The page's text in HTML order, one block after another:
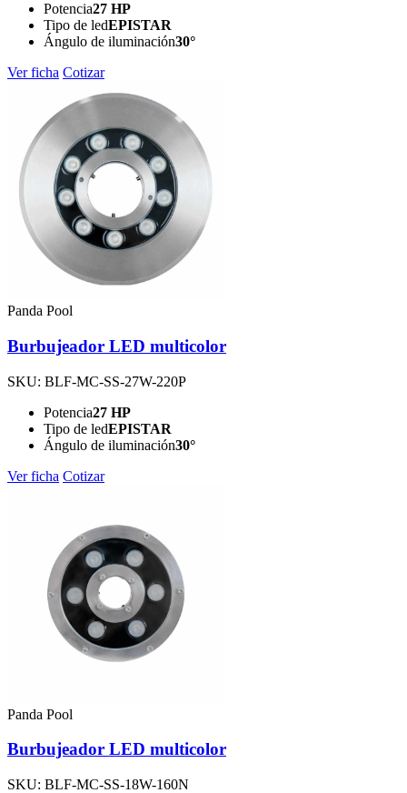
Potencia27 HP
Tipo de ledEPISTAR
Ángulo de iluminación30°
Ver ficha Cotizar
Panda Pool
Burbujeador LED multicolor
SKU: BLF-MC-SS-27W-220P
Potencia27 HP
Tipo de ledEPISTAR
Ángulo de iluminación30°
Ver ficha Cotizar
Panda Pool
Burbujeador LED multicolor
SKU: BLF-MC-SS-18W-160N